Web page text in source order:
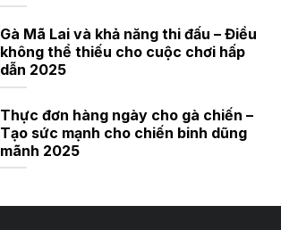
Gà Mã Lai và khả năng thi đấu – Điều
không thể thiếu cho cuộc chơi hấp
dẫn 2025
Thực đơn hàng ngày cho gà chiến –
Tạo sức mạnh cho chiến binh dũng
mãnh 2025